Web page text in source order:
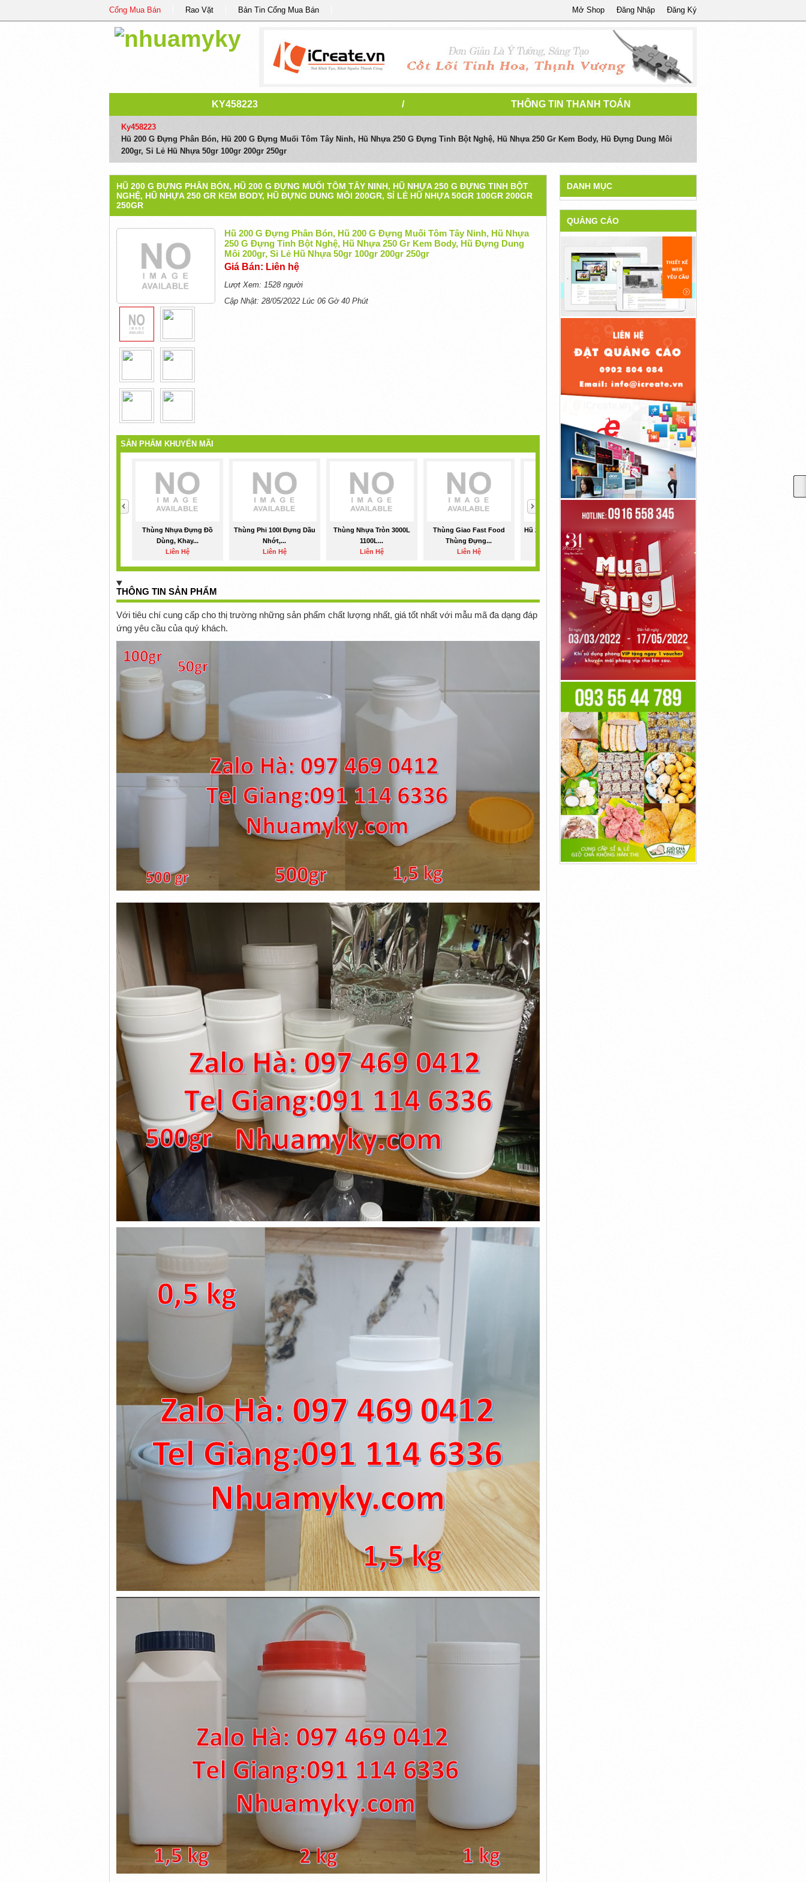
Cổng Mua Bán Rao Vặt Bản Tin Cổng Mua Bán Đăng Ký
Đăng Nhập
Mở Shop
KY458223 / THÔNG TIN THANH TOÁN
Ky458223
Hũ 200 G Đựng Phân Bón, Hũ 200 G Đựng Muối Tôm Tây Ninh, Hũ Nhựa 250 G Đựng Tinh Bột Nghệ, Hũ Nhựa 250 Gr Kem Body, Hũ Đựng Dung Môi
200gr, Sỉ Lẻ Hũ Nhựa 50gr 100gr 200gr 250gr
HŨ 200 G ĐỰNG PHÂN BÓN, HŨ 200 G ĐỰNG MUỐI TÔM TÂY NINH, HŨ NHỰA 250 G ĐỰNG TINH BỘT
NGHỆ, HŨ NHỰA 250 GR KEM BODY, HŨ ĐỰNG DUNG MÔI 200GR, SỈ LẺ HŨ NHỰA 50GR 100GR 200GR
250GR
Hũ 200 G Đựng Phân Bón, Hũ 200 G Đựng Muối Tôm Tây Ninh, Hũ Nhựa
250 G Đựng Tinh Bột Nghệ, Hũ Nhựa 250 Gr Kem Body, Hũ Đựng Dung
Môi 200gr, Sỉ Lẻ Hũ Nhựa 50gr 100gr 200gr 250gr
Giá Bán: Liên hệ
Lượt Xem: 1528 người
Cập Nhật: 28/05/2022 Lúc 06 Gờ 40 Phút
SẢN PHẨM KHUYẾN MÃI
Thùng Nhựa Đựng Đồ
Dùng, Khay...
Liên Hệ
Thùng Phi 100l Đựng Dầu
Nhớt,...
Liên Hệ
Thùng Nhựa Tròn 3000L
1100L...
Liên Hệ
Thùng Giao Fast Food
Thùng Đựng...
Liên Hệ
Hũ 200 G Đựng Phân Bón,
Hũ 200 G...
Liên Hệ
Can 2l Vuông, Can 4l Tròn
Đựng...
Liên Hệ
THÔNG TIN SẢN PHẨM
Với tiêu chí cung cấp cho thị trường những sản phẩm chất lượng nhất, giá tốt nhất với mẫu mã đa dạng đáp
ứng yêu cầu của quý khách.
DANH MỤC
QUẢNG CÁO